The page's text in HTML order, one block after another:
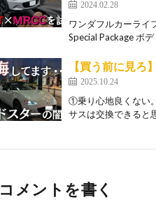
2024.02.28
ワンダフルカーライ
Special Package ボ
【買う前に見ろ
2025.10.24
①乗り心地良くない
サスは交換できると
コメントを書く